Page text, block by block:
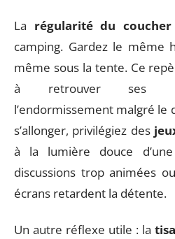
La régularité du coucher
camping. Gardez le même
même sous la tente. Ce
à retrouver ses
l’endormissement malgré le
s’allonger, privilégiez des
à la lumière douce
discussions trop animées
écrans retardent la détente.
Un autre réflexe utile : la